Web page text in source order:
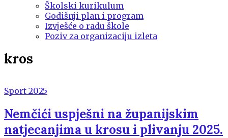
Školski kurikulum
Godišnji plan i program
Izvješće o radu škole
Poziv za organizaciju izleta
kros
Sport 2025
Nemčići uspješni na županijskim
natjecanjima u krosu i plivanju 2025.